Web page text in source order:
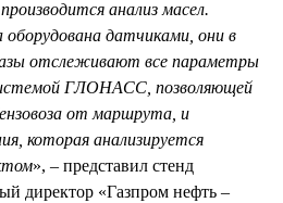
анализ масел.
оборудована датчиками, они в
отслеживают все параметры
ГЛОНАСС, позволяющей
от маршрута, и
которая анализируется
», – представил стенд
директор «Газпром нефть –